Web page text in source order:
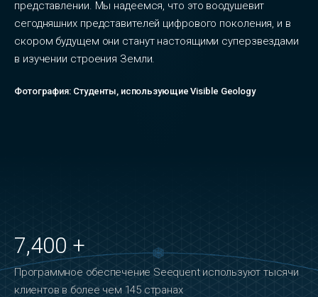
представлении. Мы надеемся, что это воодушевит
сегодняшних представителей цифрового поколения, и в
скором будущем они станут настоящими суперзвездами
в изучении строения Земли.
Фотография: Студенты, использующие Visible Geology
7,400 +
Программное обеспечение Seequent используют тысячи
клиентов в более чем 145 странах